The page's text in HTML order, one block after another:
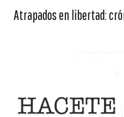
Atrapados en libertad: